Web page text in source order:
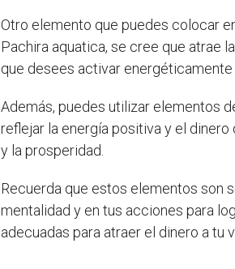
Otro elemento que puedes colocar
Pachira aquatica, se cree que atrae
que desees activar energéticamente
Además, puedes utilizar elementos
reflejar la energía positiva y el
y la prosperidad.
Recuerda que estos elementos son
mentalidad y en tus acciones para
adecuadas para atraer el dinero a tu